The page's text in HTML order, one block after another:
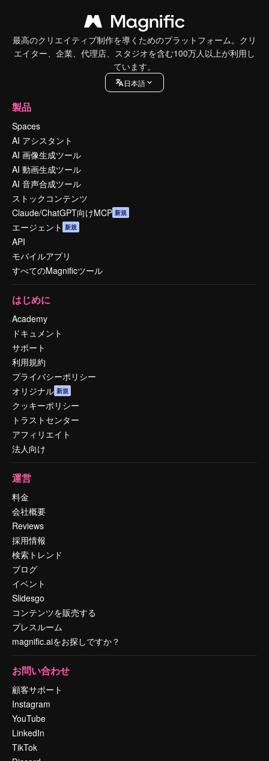
最高のクリエイティブ制作を導くためのプラットフォーム。クリ
エイター、企業、代理店、スタジオを含む100万人以上が利用し
ています。
日本語
製品
Spaces
AI アシスタント
AI 画像生成ツール
AI 動画生成ツール
AI 音声合成ツール
ストックコンテンツ
Claude/ChatGPT向けMCP 新規
エージェント 新規
API
モバイルアプリ
すべてのMagnificツール
はじめに
Academy
ドキュメント
サポート
利用規約
プライバシーポリシー
オリジナル 新規
クッキーポリシー
トラストセンター
アフィリエイト
法人向け
運営
料金
会社概要
Reviews
採用情報
検索トレンド
ブログ
イベント
Slidesgo
コンテンツを販売する
プレスルーム
magnific.aiをお探しですか？
お問い合わせ
顧客サポート
Instagram
YouTube
LinkedIn
TikTok